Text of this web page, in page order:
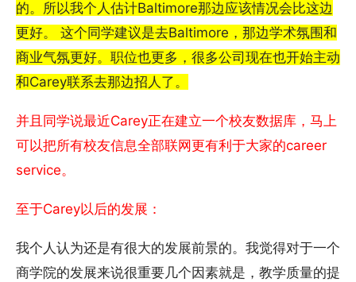
的。所以我个人估计Baltimore那边应该情况会比这边
更好。 这个同学建议是去Baltimore，那边学术氛围和
商业气氛更好。职位也更多，很多公司现在也开始主动
和Carey联系去那边招人了。
并且同学说最近Carey正在建立一个校友数据库，马上
可以把所有校友信息全部联网更有利于大家的career
service。
至于Carey以后的发展：
我个人认为还是有很大的发展前景的。我觉得对于一个
商学院的发展来说很重要几个因素就是，教学质量的提